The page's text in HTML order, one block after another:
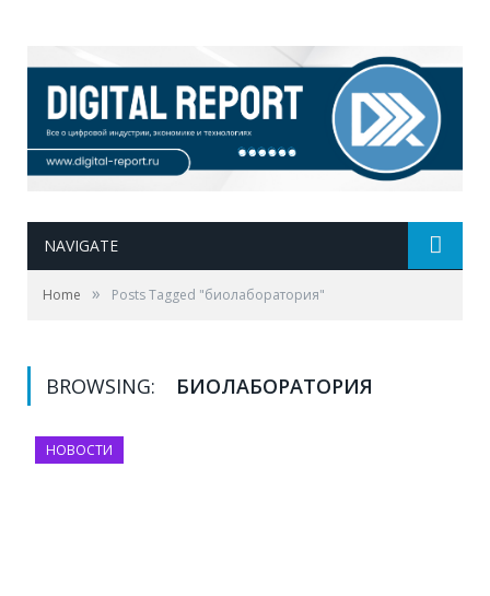
NAVIGATE
Home » Posts Tagged "биолаборатория"
BROWSING: БИОЛАБОРАТОРИЯ
НОВОСТИ